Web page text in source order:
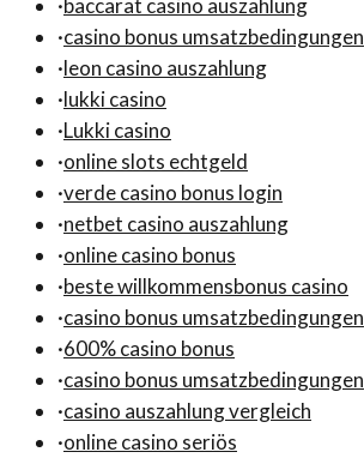
·baccarat casino auszahlung
·casino bonus umsatzbedingungen
·leon casino auszahlung
·lukki casino
·Lukki casino
·online slots echtgeld
·verde casino bonus login
·netbet casino auszahlung
·online casino bonus
·beste willkommensbonus casino
·casino bonus umsatzbedingungen
·600% casino bonus
·casino bonus umsatzbedingungen
·casino auszahlung vergleich
·online casino seriös